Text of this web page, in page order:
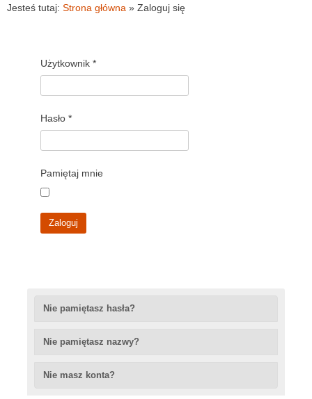
Jesteś tutaj: Strona główna » Zaloguj się
Użytkownik *
Hasło *
Pamiętaj mnie
Zaloguj
Nie pamiętasz hasła?
Nie pamiętasz nazwy?
Nie masz konta?